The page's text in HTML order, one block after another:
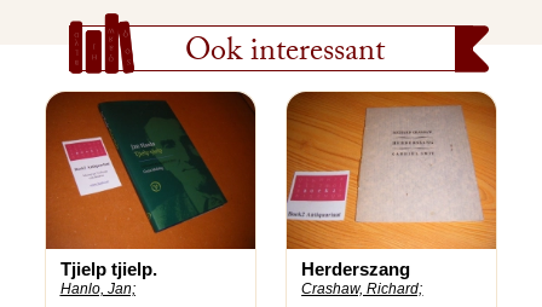
Ook interessant
Tjielp tjielp.
Hanlo, Jan;
Herderszang
Crashaw, Richard;